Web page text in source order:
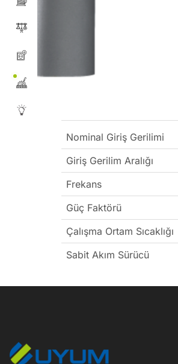
Nominal Giriş Gerilimi
Giriş Gerilim Aralığı
Frekans
Güç Faktörü
Çalışma Ortam Sıcaklığı
Sabit Akım Sürücü